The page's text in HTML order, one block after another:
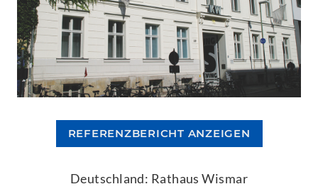
REFERENZBERICHT ANZEIGEN
Deutschland: Rathaus Wismar